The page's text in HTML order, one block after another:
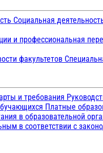
Социальная
и профессиональная
факультетов
и требования
Платные
в образовательной
в соответствии с